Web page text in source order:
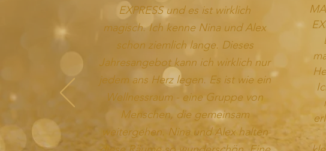
EXPRESS und es ist wirklich
magisch. Ich kenne Nina und Alex
schon ziemlich lange. Dieses
Jahresangebot kann ich wirklich nur
jedem ans Herz legen. Es ist wie ein
Wellnessraum - eine Gruppe von
Menschen, die gemeinsam
weitergehen. Nina und Alex halten